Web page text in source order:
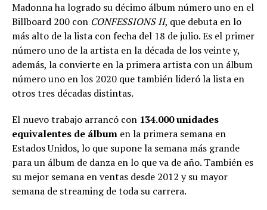
Madonna ha logrado su décimo álbum número uno en el
Billboard 200 con CONFESSIONS II, que debuta en lo
más alto de la lista con fecha del 18 de julio. Es el primer
número uno de la artista en la década de los veinte y,
además, la convierte en la primera artista con un álbum
número uno en los 2020 que también lideró la lista en
otros tres décadas distintas.
El nuevo trabajo arrancó con 134.000 unidades
equivalentes de álbum en la primera semana en
Estados Unidos, lo que supone la semana más grande
para un álbum de danza en lo que va de año. También es
su mejor semana en ventas desde 2012 y su mayor
semana de streaming de toda su carrera.